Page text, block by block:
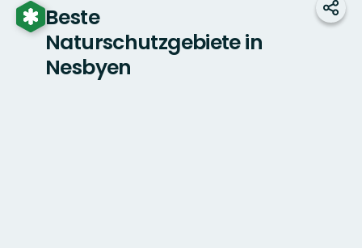
Beste
Naturschutzgebiete in
Nesbyen